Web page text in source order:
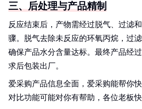
三、后处理与产品精制
反应结束后，产物需经过脱气、过滤
骤。脱气去除未反应的环氧丙烷，过
确保产品水分含量达标。最终产品经
求后包装出厂。
爱采购产品信息全面，爱采购能帮你
对比功能可能对你有帮助，各位老板